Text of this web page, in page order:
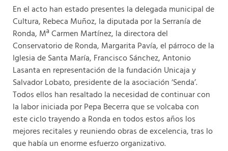
En el acto han estado presentes la delegada municipal de
Cultura, Rebeca Muñoz, la diputada por la Serranía de
Ronda, Mª Carmen Martínez, la directora del
Conservatorio de Ronda, Margarita Pavía, el párroco de la
Iglesia de Santa María, Francisco Sánchez, Antonio
Lasanta en representación de la fundación Unicaja y
Salvador Lobato, presidente de la asociación ‘Senda’.
Todos ellos han resaltado la necesidad de continuar con
la labor iniciada por Pepa Becerra que se volcaba con
este ciclo trayendo a Ronda en todos estos años los
mejores recitales y reuniendo obras de excelencia, tras lo
que había un enorme esfuerzo organizativo.